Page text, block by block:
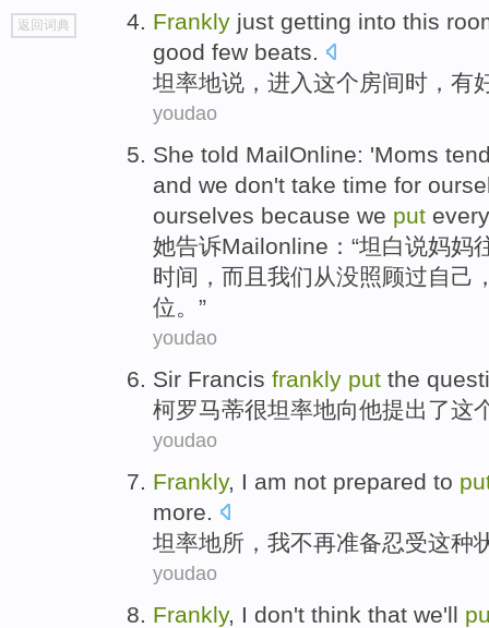
go
top
返回词典 Frankly just getting into this
good few beats.
坦率地说 ， 进入这个房间时， 有
youdao
She told MailOnline: 'Moms
and we don't take time for
ourselves because we put
她告诉Mailonline ：“坦白说妈妈
时间 ， 而且 我们 从没照顾过自己
位。”
youdao
Sir Francis frankly put the
柯罗马蒂很坦率地向他提出了这
youdao
Frankly, I am not prepared to
more.
坦率地所 ， 我不再准备忍受这种
youdao
Frankly, I don't think that we'll